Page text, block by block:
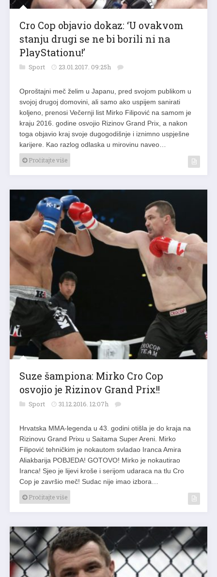
Cro Cop objavio dokaz: ‘U ovakvom
stanju drugi se ne bi borili ni na
PlayStationu!’
Sport 23.01.2017. 09:25h
Oproštajni meč želim u Japanu, pred svojom publikom u
svojoj drugoj domovini, ali samo ako uspijem sanirati
koljeno, prenosi Večernji list Mirko Filipović na samom je
kraju 2016. godine osvojio Rizinov Grand Prix, a nakon
toga objavio kraj svoje dugogodišnje i iznimno uspješne
karijere. Kao razlog odlaska u mirovinu naveo…
Pročitajte više
Suze šampiona: Mirko Cro Cop
osvojio je Rizinov Grand Prix!!
Sport 31.12.2016. 12:07h
Hrvatska MMA-legenda u 43. godini otišla je do kraja na
Rizinovu Grand Prixu u Saitama Super Areni. Mirko
Filipović tehničkim je nokautom svladao Iranca Amira
Aliakbarija POBJEDA! GOTOVO! Mirko je nokautirao
Iranca! Sjeo je lijevi kroše i serijom udaraca na tlu Cro
Cop je završio meč! Sudac nije imao izbora…
Pročitajte više